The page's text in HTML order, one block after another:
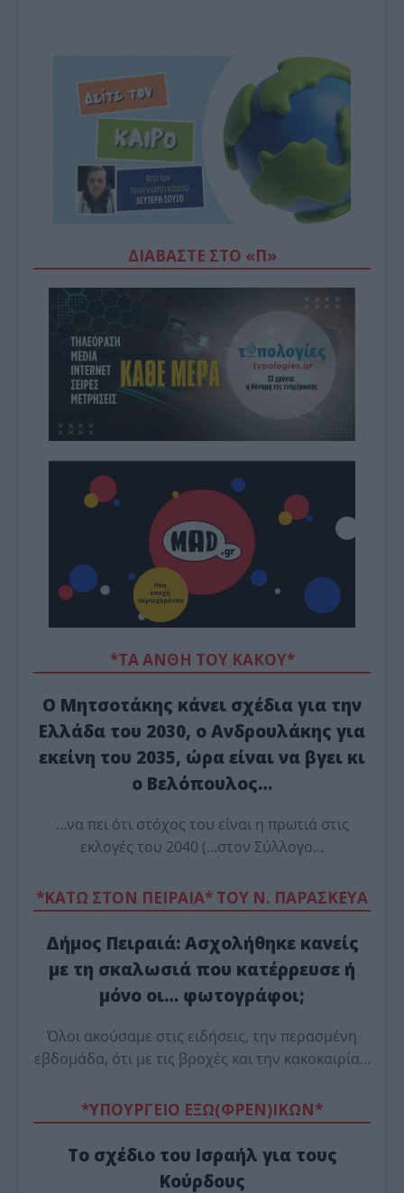
ΔΙΑΒΆΣΤΕ ΣΤΟ «Π»
*ΤΑ ΆΝΘΗ ΤΟΥ ΚΑΚΟΎ*
Ο Μητσοτάκης κάνει σχέδια για την
Ελλάδα του 2030, ο Ανδρουλάκης για
εκείνη του 2035, ώρα είναι να βγει κι
ο Βελόπουλος…
…να πει ότι στόχος του είναι η πρωτιά στις
εκλογές του 2040 (…στον Σύλλογο…
*ΚΑΤΩ ΣΤΟΝ ΠΕΙΡΑΙΑ* ΤΟΥ Ν. ΠΑΡΑΣΚΕΥΑ
Δήμος Πειραιά: Ασχολήθηκε κανείς
με τη σκαλωσιά που κατέρρευσε ή
μόνο οι… φωτογράφοι;
Όλοι ακούσαμε στις ειδήσεις, την περασμένη
εβδομάδα, ότι με τις βροχές και την κακοκαιρία…
*ΥΠΟΥΡΓΕΙΟ ΕΞΩ(ΦΡΕΝ)ΙΚΩΝ*
Το σχέδιο του Ισραήλ για τους
Κούρδους